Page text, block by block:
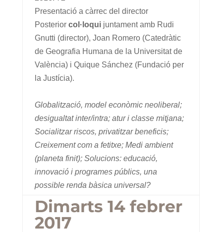
Presentació a càrrec del director
Posterior col·loquijuntament amb Rudi
Gnutti (director), Joan Romero (Catedràtic
de Geografia Humana de la Universitat de
València) i Quique Sánchez (Fundació per
la Justícia).
Globalització, model econòmic neoliberal;
desigualtat inter/intra; atur i classe mitjana;
Socialitzar riscos, privatitzar beneficis;
Creixement com a fetitxe; Medi ambient
(planeta finit); Solucions: educació,
innovació i programes públics, una
possible renda bàsica universal?
Dimarts 14 febrer
2017